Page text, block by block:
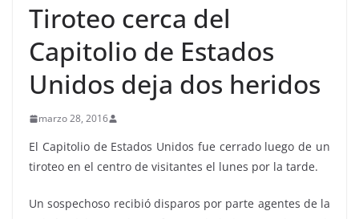
Tiroteo cerca del
Capitolio de Estados
Unidos deja dos heridos
marzo 28, 2016
El Capitolio de Estados Unidos fue cerrado luego de un
tiroteo en el centro de visitantes el lunes por la tarde.
Un sospechoso recibió disparos por parte agentes de la